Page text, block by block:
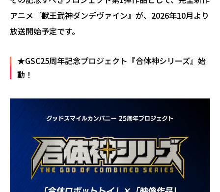
アニメ『獣王武神ダンデヴァイン』が、2026年10月より
放送開始予定です。
★GSC25周年記念プロジェクト『合体神シリーズ』始
動！